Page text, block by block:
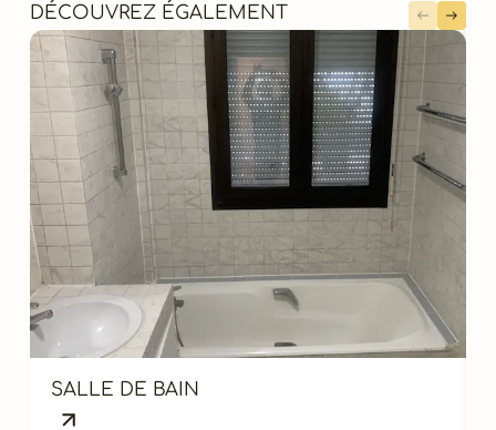
DÉCOUVREZ ÉGALEMENT
SALLE DE BAIN